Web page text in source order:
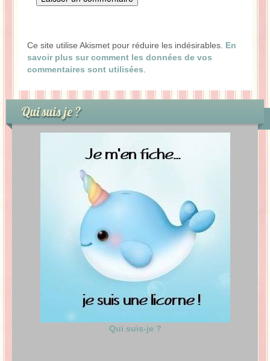
Ce site utilise Akismet pour réduire les indésirables. En
savoir plus sur comment les données de vos
commentaires sont utilisées
Qui suis je ?
Qui suis-je ?